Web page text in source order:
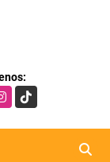
TikTok